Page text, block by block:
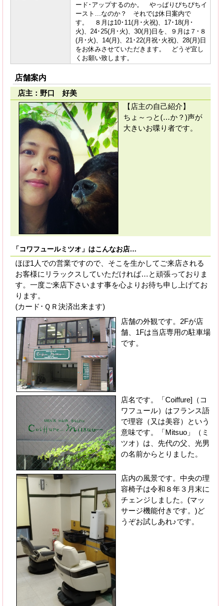
ード･アップするのか。 やっぱりぴちぴちイ
ースト…なのか？ それでは休日案内で
す。 ８月は10･11(月･火祝)、17･18(月･
火)、24･25(月･火)、30(月)日を、９月は７･８
(月･火)、14(月)、21･22(月祝･火祝)、28(月)日
をお休みさせていただきます。 どうぞ宜し
くお願い致します。
店舗案内
店主：野口 好美
【店主の自己紹介】
ちょ～っと(…か？)声が
大きいお喋り者です。
「コワフュールミツオ」はこんなお店…
ほぼ1人での営業ですので、そこを生かしてご来店される
お客様にリラックスしていただければ…と頑張っておりま
す。一度ご来店下さいます事を心よりお待ち申し上げてお
ります。
(カード･ＱＲ決済出来ます)
店舗の外観です。2Fが店
舗、1Fは当店専用の駐車場
です。
店名です。「Coiffure]（コ
ワフュール）はフランス語
で理容（又は美容）という
意味です。「Mitsuo」（ミ
ツオ）は、先代の父、光男
の名前からとりました。
店内の風景です。中央の理
容椅子は令和８年３月末に
チェンジしました。(マッ
サージ機能付きです。)ど
うぞお試しあれ♪です。